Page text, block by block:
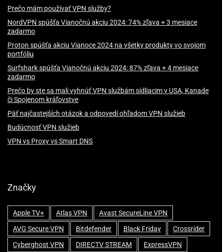
Prečo mám používať VPN služby?
NordVPN spúšťa Vianočnú akciu 2024: 74% zľava + 3 mesiace
zadarmo
Proton spúšťa akciu Vianoce 2024 na všetky produkty vo svojom
portfóliu
Surfshark spúšťa Vianočnú akciu 2024: 87% zľava + 4 mesiace
zadarmo
Prečo by ste sa mali vyhnúť VPN službám sídliacim v USA, Kanade
či Spojenom kráľovstve
Päť najčastejších otázok a odpovedí ohľadom VPN služieb
Budúcnosť VPN služieb
VPN vs Proxy vs Smart DNS
Značky
Apple TV+ Atlas VPN
Avast SecureLine VPN
AVG Secure VPN
Bitdefender Black Friday
Crossrider
Cyberghost VPN
DIRECTV STREAM
ExpressVPN